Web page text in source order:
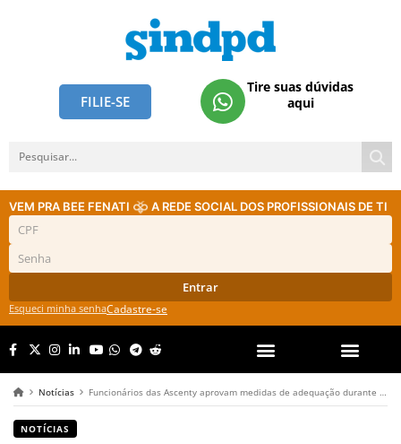
FILIE-SE
Tire suas dúvidas
aqui
VEM PRA BEE FENATI A REDE SOCIAL DOS PROFISSIONAIS DE TI
Entrar
Esqueci minha senhaCadastre-se
Notícias Funcionários das Ascenty aprovam medidas de adequação durante pandemia
NOTÍCIAS